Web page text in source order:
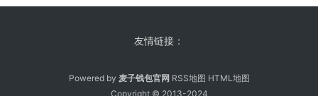
友情链接：
Powered by 麦子钱包官网 RSS地图 HTML地图
Copyright © 2013-2024